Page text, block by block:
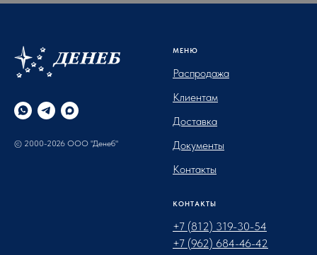
© 2000-2026 ООО "Денеб"
МЕНЮ
Распродажа
Клиентам
Доставка
Документы
Контакты
КОНТАКТЫ
+7 (812) 319-30-54
+7 (962) 684-46-42